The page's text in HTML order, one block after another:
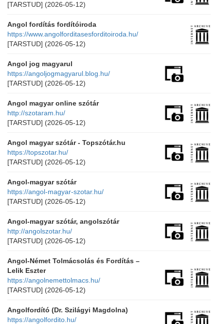
[TARSTUD] (2026-05-12)
Angol fordítás fordítóiroda
https://www.angolforditasesforditoiroda.hu/
[TARSTUD] (2026-05-12)
Angol jog magyarul
https://angoljogmagyarul.blog.hu/
[TARSTUD] (2026-05-12)
Angol magyar online szótár
http://szotaram.hu/
[TARSTUD] (2026-05-12)
Angol magyar szótár - Topszótár.hu
https://topszotar.hu/
[TARSTUD] (2026-05-12)
Angol-magyar szótár
https://angol-magyar-szotar.hu/
[TARSTUD] (2026-05-12)
Angol-magyar szótár, angolszótár
http://angolszotar.hu/
[TARSTUD] (2026-05-12)
Angol-Német Tolmácsolás és Fordítás –
Lelik Eszter
https://angolnemettolmacs.hu/
[TARSTUD] (2026-05-12)
Angolfordító (Dr. Szilágyi Magdolna)
https://angolfordito.hu/